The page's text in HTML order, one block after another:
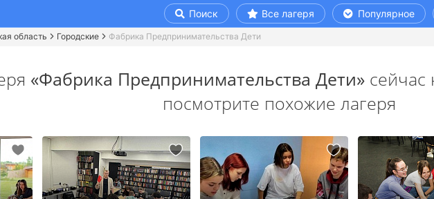
Поиск Все лагеря Популярное
область Городские Фабрика Предпринимательства Дети
«Фабрика Предпринимательства Дети» сейчас
посмотрите похожие лагеря